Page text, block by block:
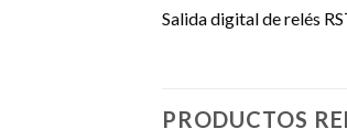
Salida digital de relés
PRODUCTOS